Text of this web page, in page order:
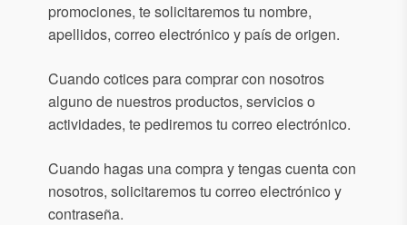
promociones, te solicitaremos tu nombre,
apellidos, correo electrónico y país de origen.
Cuando cotices para comprar con nosotros
alguno de nuestros productos, servicios o
actividades, te pediremos tu correo electrónico.
Cuando hagas una compra y tengas cuenta con
nosotros, solicitaremos tu correo electrónico y
contraseña.